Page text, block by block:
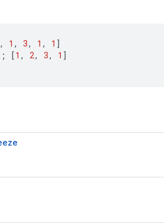
, 1 , 3, 1 , 1 ]
; [1 , 2, 3, 1 ]